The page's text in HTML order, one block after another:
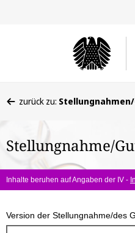
befinden
hier:
zurück zu:
Stellungnahme/
Inhalte beruhen auf Angaben der IV -
Version der Stellungnahme/des